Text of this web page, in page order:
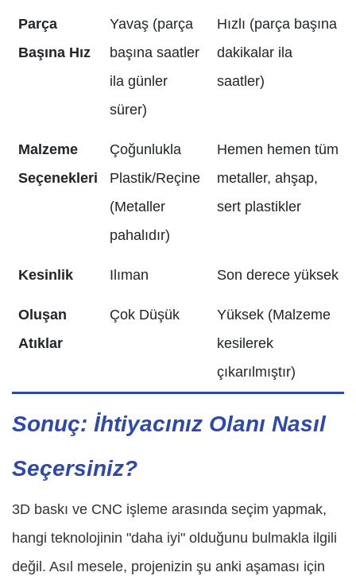
Parça
Başına Hız
Yavaş (parça
başına saatler
ila günler
sürer)
Hızlı (parça başına
dakikalar ila
saatler)
Malzeme
Seçenekleri
Çoğunlukla
Plastik/Reçine
(Metaller
pahalıdır)
Hemen hemen tüm
metaller, ahşap,
sert plastikler
Kesinlik Ilıman Son derece yüksek
Oluşan
Atıklar
Çok Düşük
Yüksek (Malzeme
kesilerek
çıkarılmıştır)
Sonuç: İhtiyacınız Olanı Nasıl
Seçersiniz?
3D baskı ve CNC işleme arasında seçim yapmak,
hangi teknolojinin "daha iyi" olduğunu bulmakla ilgili
değil. Asıl mesele, projenizin şu anki aşaması için